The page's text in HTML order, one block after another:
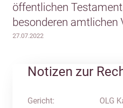
öffentlichen
besonderen amtlichen
27.07.2022
Notizen zur
Gericht:
OLG